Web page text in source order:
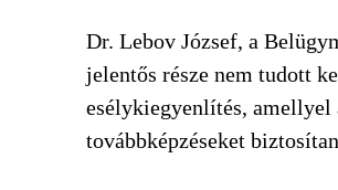
Dr. Lebov József, a
jelentős része nem tudott
esélykiegyenlítés, amellyel
továbbképzéseket